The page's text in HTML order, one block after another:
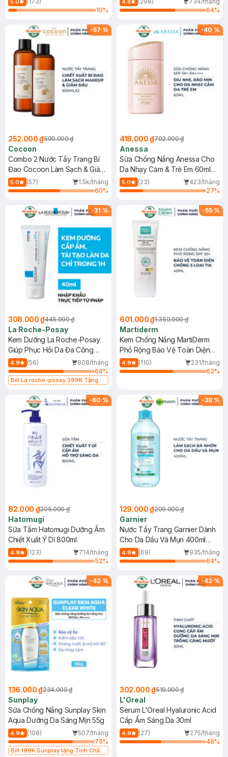
5.0
10%
4.8
64%
-57 %
252.000 ₫590.000 ₫
Cocoon
Combo 2 Nước Tẩy Trang Bí
Đao Cocoon Làm Sạch & Giảm
Dầu 500ml
5.0 (57)
1.5k/tháng
60%
-40 %
418.000 ₫702.000 ₫
Anessa
Sữa Chống Nắng Anessa Cho
Da Nhạy Cảm & Trẻ Em 60ml
(Mới)
5.0 (23)
423/tháng
27%
-31 %
308.000 ₫445.000 ₫
La Roche-Posay
Kem Dưỡng La Roche-Posay
Giúp Phục Hồi Da Đa Công
Dụng 40ml
4.9 (56)
808/tháng
64%
Bill La roche-posay 399K Tặng
(SL có hạn)
-55 %
601.000 ₫1.350.000 ₫
Martiderm
Kem Chống Nắng MartiDerm
Phổ Rộng Bảo Vệ Toàn Diện
40ml
4.9 (110)
231/tháng
62%
-60 %
82.000 ₫205.000 ₫
Hatomugi
Sữa Tắm Hatomugi Dưỡng Ẩm
Chiết Xuất Ý Dĩ 800ml
4.9 (123)
714/tháng
52%
-38 %
129.000 ₫209.000 ₫
Garnier
Nước Tẩy Trang Garnier Dành
Cho Da Dầu Và Mụn 400ml
(Mới)
4.9 (69)
935/tháng
64%
-42 %
136.000 ₫234.000 ₫
Sunplay
Sữa Chống Nắng Sunplay Skin
Aqua Dưỡng Da Sáng Mịn 55g
4.9 (108)
507/tháng
75%
Bill 199K Sunplay tặng Tinh Chất
-42 %
302.000 ₫519.000 ₫
L'Oreal
Serum L'Oreal Hyaluronic Acid
Cấp Ẩm Sáng Da 30ml
4.9 (27)
275/tháng
48%